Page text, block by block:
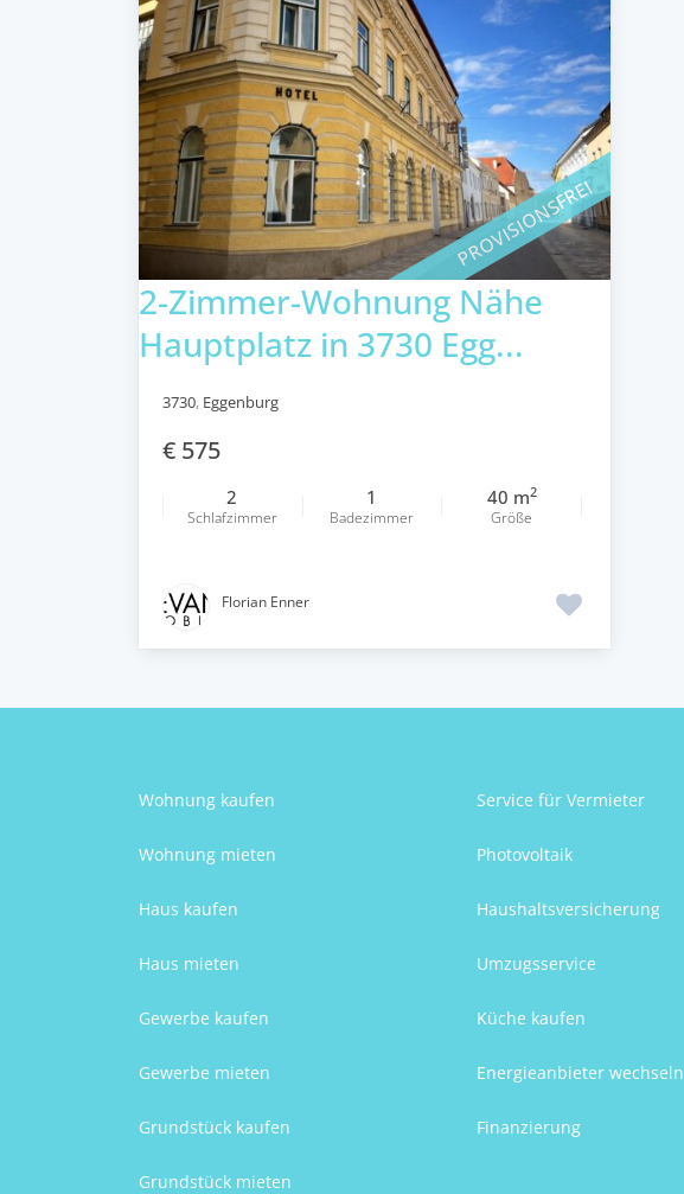
PROVISIONSFREI
2-Zimmer-Wohnung Nähe
Hauptplatz in 3730 Egg...
3730, Eggenburg
€ 575
2
Schlafzimmer
1
Badezimmer
40 m2
Größe
Florian Enner
Wohnung kaufen
Wohnung mieten
Haus kaufen
Haus mieten
Gewerbe kaufen
Gewerbe mieten
Grundstück kaufen
Grundstück mieten
Service für Vermieter
Photovoltaik
Haushaltsversicherung
Umzugsservice
Küche kaufen
Energieanbieter wechseln
Finanzierung